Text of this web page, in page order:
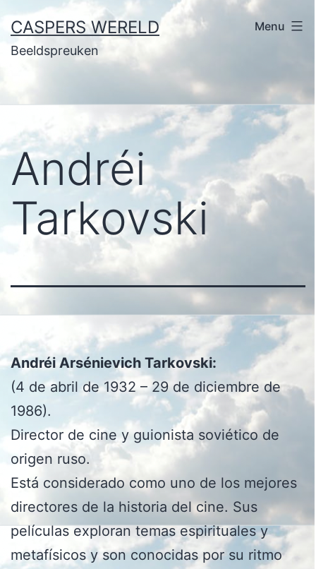
Ga
naar
de
CASPERS WERELD
Beeldspreuken
Menu
Andréi
Tarkovski
Andréi Arsénievich Tarkovski:
(4 de abril de 1932 – 29 de diciembre de
1986).
Director de cine y guionista soviético de
origen ruso.
Está considerado como uno de los mejores
directores de la historia del cine. Sus
películas exploran temas espirituales y
metafísicos y son conocidas por su ritmo